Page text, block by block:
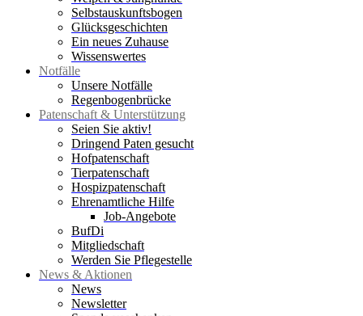
Selbstauskunftsbogen
Glücksgeschichten
Ein neues Zuhause
Wissenswertes
Notfälle
Unsere Notfälle
Regenbogenbrücke
Patenschaft & Unterstützung
Seien Sie aktiv!
Dringend Paten gesucht
Hofpatenschaft
Tierpatenschaft
Hospizpatenschaft
Ehrenamtliche Hilfe
Job-Angebote
BufDi
Mitgliedschaft
Werden Sie Pflegestelle
News & Aktionen
News
Newsletter